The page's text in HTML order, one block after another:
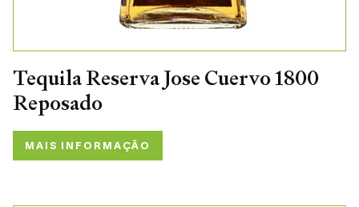
Tequila Reserva Jose Cuervo 1800
Reposado
MAIS INFORMAÇÃO